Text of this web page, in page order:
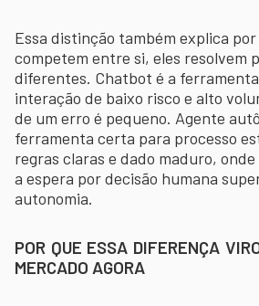
Essa distinção também explica por
competem entre si, eles resolvem
diferentes. Chatbot é a
interação de baixo risco e alto
de um erro é pequeno. Agente
ferramenta certa para processo
regras claras e dado maduro,
a espera por decisão humana
autonomia.
POR QUE ESSA DIFERENÇA
MERCADO AGORA